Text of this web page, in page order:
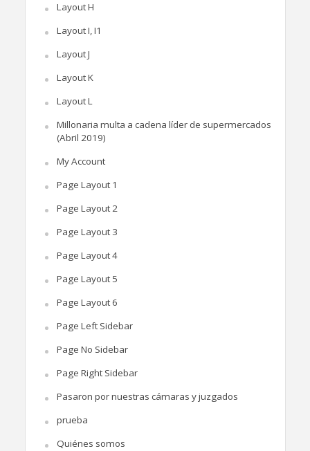
Layout H
Layout I, I1
Layout J
Layout K
Layout L
Millonaria multa a cadena líder de supermercados
(Abril 2019)
My Account
Page Layout 1
Page Layout 2
Page Layout 3
Page Layout 4
Page Layout 5
Page Layout 6
Page Left Sidebar
Page No Sidebar
Page Right Sidebar
Pasaron por nuestras cámaras y juzgados
prueba
Quiénes somos